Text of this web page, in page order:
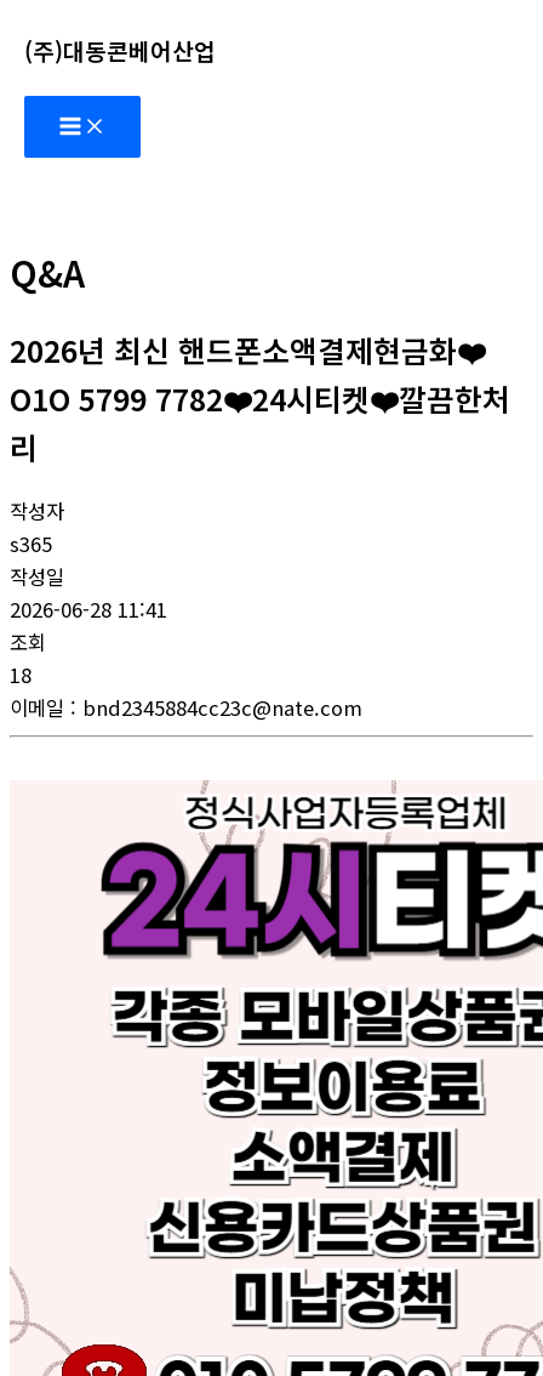
텐
츠
건
기
(주)대동콘베어산업
Main
Menu
Q&A
2026년 최신 핸드폰소액결제현금화❤️
O1O 5799 7782❤️24시티켓❤️깔끔한처
리
작성자
s365
작성일
2026-06-28 11:41
조회
18
이메일 : bnd2345884cc23c@nate.com